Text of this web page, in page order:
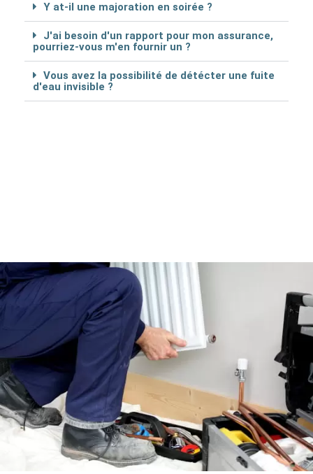
Y at-il une majoration en soirée ?
J'ai besoin d'un rapport pour mon assurance,
pourriez-vous m'en fournir un ?
Vous avez la possibilité de détécter une fuite
d'eau invisible ?